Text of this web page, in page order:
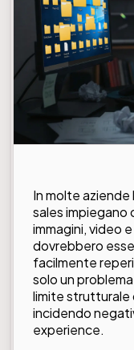
In molte
sales impiegano
immagini, video
dovrebbero
facilmente
solo un
limite strutturale
incidendo
experience.